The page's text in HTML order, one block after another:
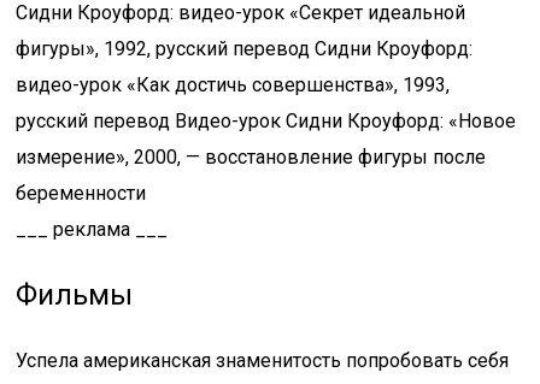
Сидни Кроуфорд: видео-урок «Секрет идеальной
фигуры», 1992, русский перевод Сидни Кроуфорд:
видео-урок «Как достичь совершенства», 1993,
русский перевод Видео-урок Сидни Кроуфорд: «Новое
измерение», 2000, — восстановление фигуры после
беременности
___ реклама ___
Фильмы
Успела американская знаменитость попробовать себя